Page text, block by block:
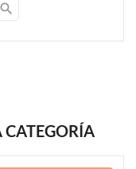
search
CATEGORÍA